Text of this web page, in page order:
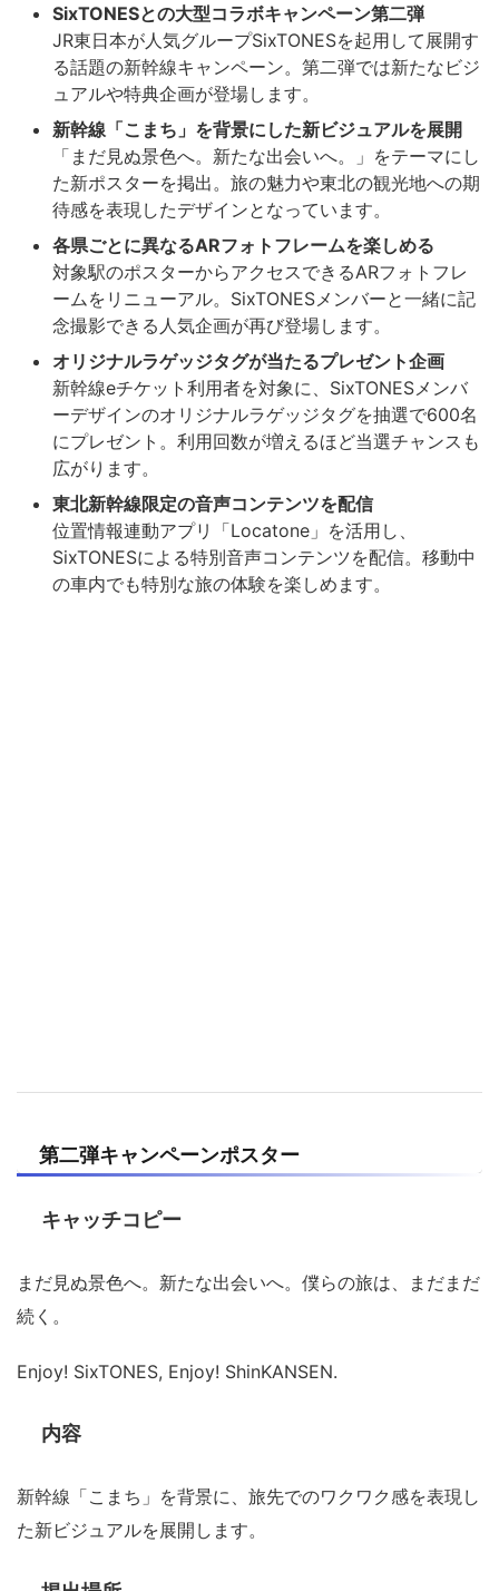
SixTONESとの大型コラボキャンペーン第二弾
JR東日本が人気グループSixTONESを起用して展開す
る話題の新幹線キャンペーン。第二弾では新たなビジ
ュアルや特典企画が登場します。
新幹線「こまち」を背景にした新ビジュアルを展開
「まだ見ぬ景色へ。新たな出会いへ。」をテーマにし
た新ポスターを掲出。旅の魅力や東北の観光地への期
待感を表現したデザインとなっています。
各県ごとに異なるARフォトフレームを楽しめる
対象駅のポスターからアクセスできるARフォトフレ
ームをリニューアル。SixTONESメンバーと一緒に記
念撮影できる人気企画が再び登場します。
オリジナルラゲッジタグが当たるプレゼント企画
新幹線eチケット利用者を対象に、SixTONESメンバ
ーデザインのオリジナルラゲッジタグを抽選で600名
にプレゼント。利用回数が増えるほど当選チャンスも
広がります。
東北新幹線限定の音声コンテンツを配信
位置情報連動アプリ「Locatone」を活用し、
SixTONESによる特別音声コンテンツを配信。移動中
の車内でも特別な旅の体験を楽しめます。
第二弾キャンペーンポスター
キャッチコピー
まだ見ぬ景色へ。新たな出会いへ。僕らの旅は、まだまだ
続く。
Enjoy! SixTONES, Enjoy! ShinKANSEN.
内容
新幹線「こまち」を背景に、旅先でのワクワク感を表現し
た新ビジュアルを展開します。